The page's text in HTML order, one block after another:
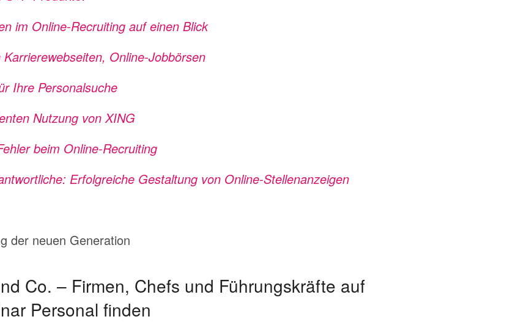
im Online-Recruiting auf einen Blick
Online-Jobbörsen
Ihre Personalsuche
Nutzung von XING
beim Online-Recruiting
Erfolgreiche Gestaltung von Online-Stellenanzeigen
der neuen Generation
Co. – Firmen, Chefs und Führungskräfte auf
Personal finden